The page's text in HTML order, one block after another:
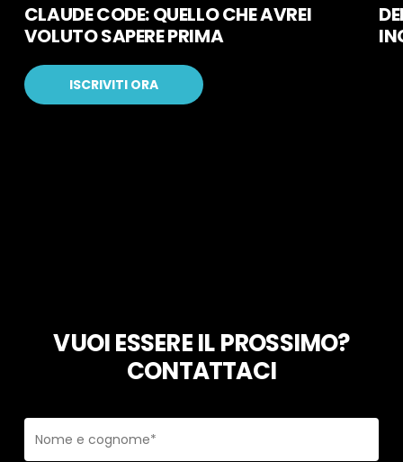
CLAUDE CODE: QUELLO CHE AVREI
VOLUTO SAPERE PRIMA
ISCRIVITI ORA
VUOI ESSERE IL PROSSIMO?
CONTATTACI